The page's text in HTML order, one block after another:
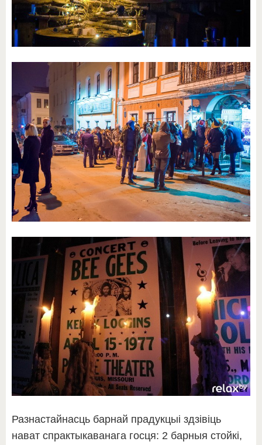
Разнастайнасць барнай прадукцыі здзівіць
нават спрактыкаванага госця: 2 барныя стойкі,